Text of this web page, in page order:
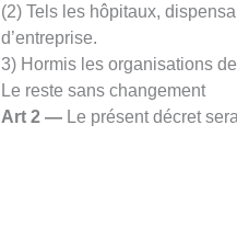
(2) Tels les hôpitaux,
d’entreprise.
3) Hormis les organisations
Le reste sans changement
Art 2 —Le présent décret